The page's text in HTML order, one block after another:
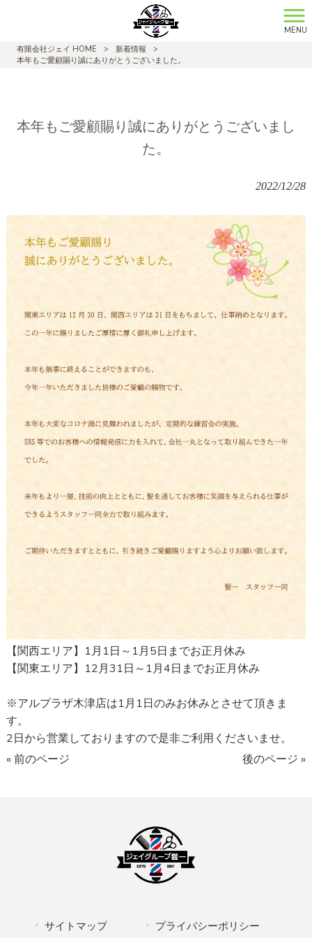
MENU
有限会社ジェイ HOME
> 新着情報
>
本年もご愛顧賜り誠にありがとうございました。
本年もご愛顧賜り誠にありがとうございまし
た。
2022/12/28
【関西エリア】1月1日～1月5日までお正月休み
【関東エリア】12月31日～1月4日までお正月休み
※アルプラザ木津店は1月1日のみお休みとさせて頂きま
す。
2日から営業しておりますので是非ご利用くださいませ。
« 前のページ
後のページ »
サイトマップ プライバシーポリシー